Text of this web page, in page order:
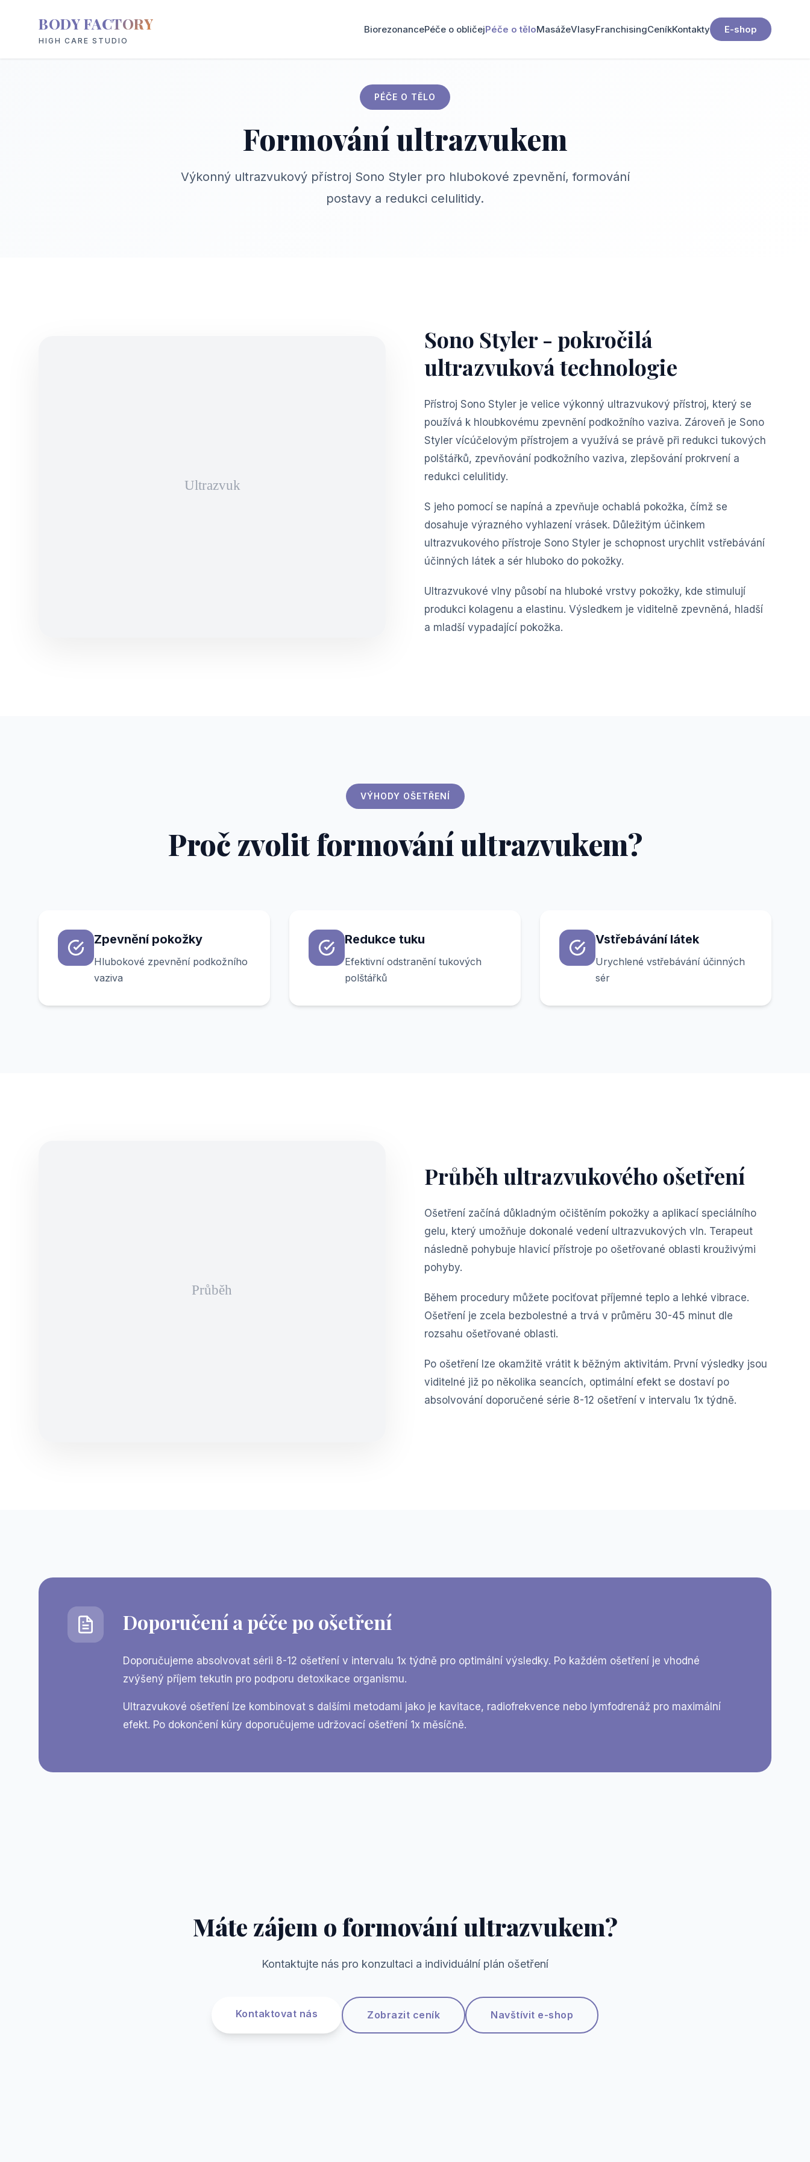
BODY FACTORY
HIGH CARE STUDIO
BiorezonancePéče o obličejPéče o těloMasážeVlasyFranchisingCeníkKontakty E-shop
PÉČE O TĚLO
Formování ultrazvukem
Výkonný ultrazvukový přístroj Sono Styler pro hlubokové zpevnění, formování
postavy a redukci celulitidy.
Sono Styler - pokročilá
ultrazvuková technologie
Přístroj Sono Styler je velice výkonný ultrazvukový přístroj, který se
používá k hloubkovému zpevnění podkožního vaziva. Zároveň je Sono
Styler vícúčelovým přístrojem a využívá se právě při redukci tukových
polštářků, zpevňování podkožního vaziva, zlepšování prokrvení a
redukci celulitidy.
S jeho pomocí se napíná a zpevňuje ochablá pokožka, čímž se
dosahuje výrazného vyhlazení vrásek. Důležitým účinkem
ultrazvukového přístroje Sono Styler je schopnost urychlit vstřebávání
účinných látek a sér hluboko do pokožky.
Ultrazvukové vlny působí na hluboké vrstvy pokožky, kde stimulují
produkci kolagenu a elastinu. Výsledkem je viditelně zpevněná, hladší
a mladší vypadající pokožka.
VÝHODY OŠETŘENÍ
Proč zvolit formování ultrazvukem?
Zpevnění pokožky
Hlubokové zpevnění podkožního
vaziva
Redukce tuku
Efektivní odstranění tukových
polštářků
Vstřebávání látek
Urychlené vstřebávání účinných
sér
Průběh ultrazvukového ošetření
Ošetření začíná důkladným očištěním pokožky a aplikací speciálního
gelu, který umožňuje dokonalé vedení ultrazvukových vln. Terapeut
následně pohybuje hlavicí přístroje po ošetřované oblasti krouživými
pohyby.
Během procedury můžete pociťovat příjemné teplo a lehké vibrace.
Ošetření je zcela bezbolestné a trvá v průměru 30-45 minut dle
rozsahu ošetřované oblasti.
Po ošetření lze okamžitě vrátit k běžným aktivitám. První výsledky jsou
viditelné již po několika seancích, optimální efekt se dostaví po
absolvování doporučené série 8-12 ošetření v intervalu 1x týdně.
Doporučení a péče po ošetření
Doporučujeme absolvovat sérii 8-12 ošetření v intervalu 1x týdně pro optimální výsledky. Po každém ošetření je vhodné
zvýšený příjem tekutin pro podporu detoxikace organismu.
Ultrazvukové ošetření lze kombinovat s dalšími metodami jako je kavitace, radiofrekvence nebo lymfodrenáž pro maximální
efekt. Po dokončení kúry doporučujeme udržovací ošetření 1x měsíčně.
Máte zájem o formování ultrazvukem?
Kontaktujte nás pro konzultaci a individuální plán ošetření
Kontaktovat nás Zobrazit ceník Navštívit e-shop